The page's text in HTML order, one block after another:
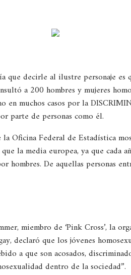
que decirle al ilustre personaje
a 200 hombres y mujeres
en muchos casos por la
parte de personas como él.
la Oficina Federal de Estadística
la media europea, ya que cada
hombres. De aquellas personas
miembro de ‘Pink Cross’, la
declaró que los jóvenes
a que son acosados,
dentro de la sociedad”.